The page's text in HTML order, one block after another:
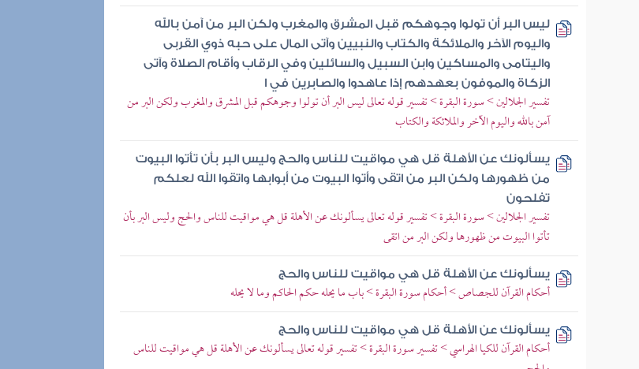
ليس البر أن تولوا وجوهكم قبل المشرق والمغرب ولكن البر من آمن بالله
واليوم الآخر والملائكة والكتاب والنبيين وآتى المال على حبه ذوي القربى
واليتامى والمساكين وابن السبيل والسائلين وفي الرقاب وأقام الصلاة وآتى
الزكاة والموفون بعهدهم إذا عاهدوا والصابرين في ا
تفسير الجلالين > سورة البقرة > تفسير قوله تعالى ليس البر أن تولوا وجوهكم قبل المشرق والمغرب ولكن البر من
آمن بالله واليوم الآخر والملائكة والكتاب
يسألونك عن الأهلة قل هي مواقيت للناس والحج وليس البر بأن تأتوا البيوت
من ظهورها ولكن البر من اتقى وأتوا البيوت من أبوابها واتقوا الله لعلكم
تفلحون
تفسير الجلالين > سورة البقرة > تفسير قوله تعالى يسألونك عن الأهلة قل هي مواقيت للناس والحج وليس البر بأن
تأتوا البيوت من ظهورها ولكن البر من اتقى
يسألونك عن الأهلة قل هي مواقيت للناس والحج
أحكام القرآن للجصاص > أحكام سورة البقرة > باب ما يحله حكم الحاكم وما لا يحله
يسألونك عن الأهلة قل هي مواقيت للناس والحج
أحكام القرآن للكيا الهراسي > تفسير سورة البقرة > تفسير قوله تعالى يسألونك عن الأهلة قل هي مواقيت للناس